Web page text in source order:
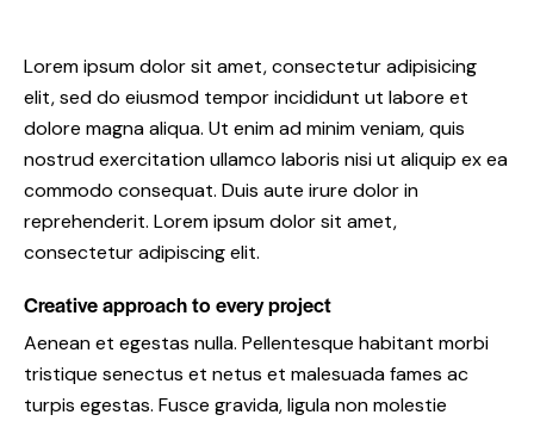
Lorem ipsum dolor sit amet, consectetur adipisicing
elit, sed do eiusmod tempor incididunt ut labore et
dolore magna aliqua. Ut enim ad minim veniam, quis
nostrud exercitation ullamco laboris nisi ut aliquip ex ea
commodo consequat. Duis aute irure dolor in
reprehenderit. Lorem ipsum dolor sit amet,
consectetur adipiscing elit.
Creative approach to every project
Aenean et egestas nulla. Pellentesque habitant morbi
tristique senectus et netus et malesuada fames ac
turpis egestas. Fusce gravida, ligula non molestie